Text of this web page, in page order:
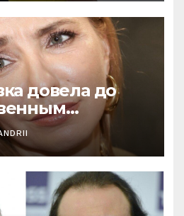
довела до
об Оксане
и ну!